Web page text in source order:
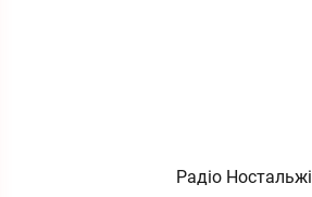
Радіо Ностальжі